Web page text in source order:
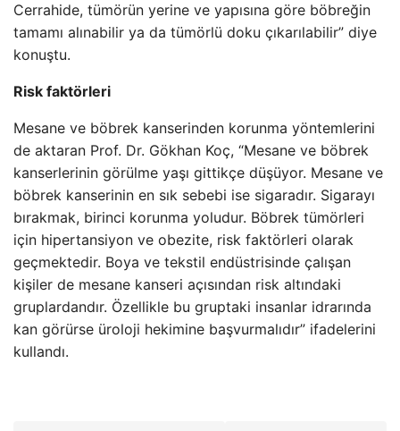
Cerrahide, tümörün yerine ve yapısına göre böbreğin
tamamı alınabilir ya da tümörlü doku çıkarılabilir” diye
konuştu.
Risk faktörleri
Mesane ve böbrek kanserinden korunma yöntemlerini
de aktaran Prof. Dr. Gökhan Koç, “Mesane ve böbrek
kanserlerinin görülme yaşı gittikçe düşüyor. Mesane ve
böbrek kanserinin en sık sebebi ise sigaradır. Sigarayı
bırakmak, birinci korunma yoludur. Böbrek tümörleri
için hipertansiyon ve obezite, risk faktörleri olarak
geçmektedir. Boya ve tekstil endüstrisinde çalışan
kişiler de mesane kanseri açısından risk altındaki
gruplardandır. Özellikle bu gruptaki insanlar idrarında
kan görürse üroloji hekimine başvurmalıdır” ifadelerini
kullandı.